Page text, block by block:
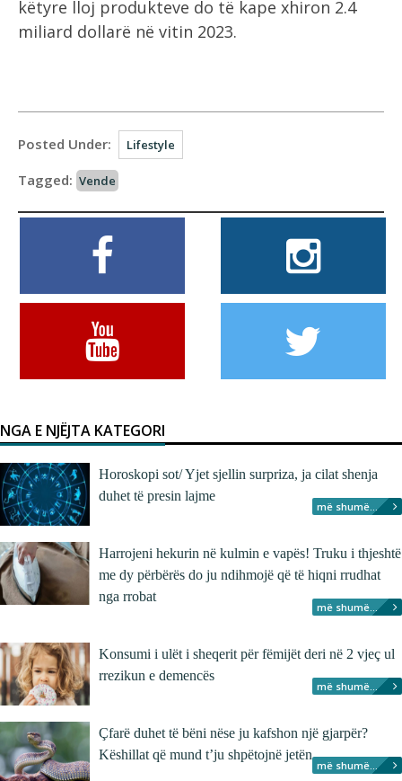
këtyre lloj produkteve do të kape xhiron 2.4
miliard dollarë në vitin 2023.
Posted Under: Lifestyle
Tagged: Vende
NGA E NJËJTA KATEGORI
Horoskopi sot/ Yjet sjellin surpriza, ja cilat shenja
duhet të presin lajme
më shumë...
Harrojeni hekurin në kulmin e vapës! Truku i thjeshtë
me dy përbërës do ju ndihmojë që të hiqni rrudhat
nga rrobat
më shumë...
Konsumi i ulët i sheqerit për fëmijët deri në 2 vjeç ul
rrezikun e demencës
më shumë...
Çfarë duhet të bëni nëse ju kafshon një gjarpër?
Këshillat që mund t’ju shpëtojnë jetën
më shumë...